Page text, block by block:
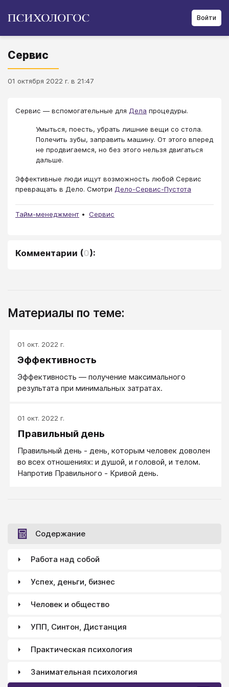
Войти
Сервис
01 октября 2022 г. в 21:47
Сервис — вспомогательные для Дела процедуры.
Умыться, поесть, убрать лишние вещи со стола.
Полечить зубы, заправить машину. От этого вперед
не продвигаемся, но без этого нельзя двигаться
дальше.
Эффективные люди ищут возможность любой Сервис
превращать в Дело. Смотри Дело-Сервис-Пустота
Тайм-менеджмент Сервис
Комментарии (0):
Материалы по теме:
01 окт. 2022 г.
Эффективность
Эффективность ― получение максимального
результата при минимальных затратах.
01 окт. 2022 г.
Правильный день
Правильный день - день, которым человек доволен
во всех отношениях: и душой, и головой, и телом.
Напротив Правильного - Кривой день.
Содержание
Работа над собой
Успех, деньги, бизнес
Человек и общество
УПП, Синтон, Дистанция
Практическая психология
Занимательная психология